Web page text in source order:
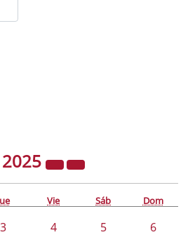
2025
Vie Sáb Dom
3 4 5 6